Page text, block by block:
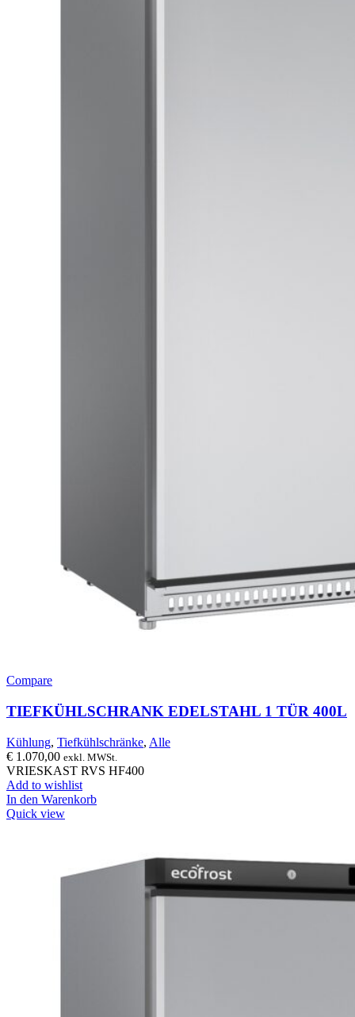
Compare
TIEFKÜHLSCHRANK EDELSTAHL 1 TÜR 400L
Kühlung, Tiefkühlschränke, Alle
€ 1.070,00 exkl. MWSt.
VRIESKAST RVS HF400
Add to wishlist
In den Warenkorb
Quick view